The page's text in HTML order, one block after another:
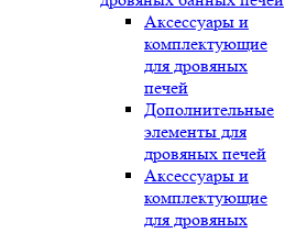
Аксессуары и
комплектующие
для дровяных
печей
Дополнительные
элементы для
дровяных печей
Аксессуары и
комплектующие
для дровяных